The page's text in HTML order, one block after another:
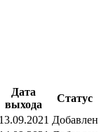
Дата
выхода
Статус
13.09.2021 Добавлен